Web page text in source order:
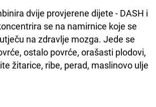
dvije provjerene dijete - DASH i
se na namirnice koje se
na zdravlje mozga. Jede se
ostalo povrće, orašasti plodovi,
žitarice, ribe, perad, maslinovo ulje